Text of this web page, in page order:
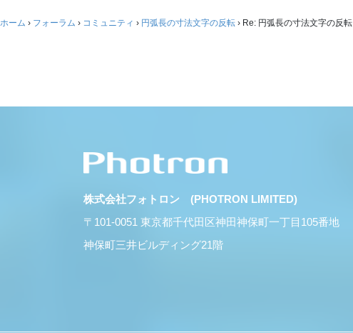
ホーム › フォーラム › コミュニティ › 円弧長の寸法文字の反転 › Re: 円弧長の寸法文字の反転
株式会社フォトロン (PHOTRON LIMITED)
〒101-0051 東京都千代田区神田神保町一丁目105番地
神保町三井ビルディング21階